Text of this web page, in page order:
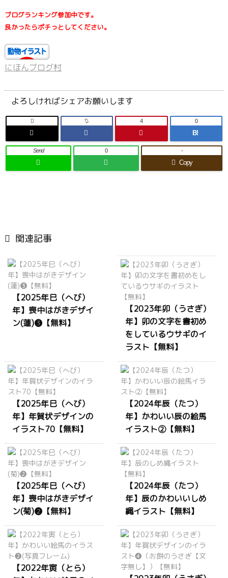
ブログランキング参加中です。
良かったらポチっとしてください。
にほんブログ村
よろしければシェアお願いします
 4
B!
0
Send 0
Copy
-
 関連記事
【2025年巳（へび）
年】喪中はがきデザイ
ン(蓮)❸【無料】
【2023年卯（うさぎ）
年】卯の文字を書初め
をしているウサギのイ
ラスト【無料】
【2025年巳（へび）
年】年賀状デザインの
イラスト70【無料】
【2024年辰（たつ）
年】かわいい辰の絵馬
イラスト②【無料】
【2025年巳（へび）
年】喪中はがきデザイ
ン(菊)❷【無料】
【2024年辰（たつ）
年】辰のかわいいしめ
縄イラスト【無料】
【2022年寅（とら）